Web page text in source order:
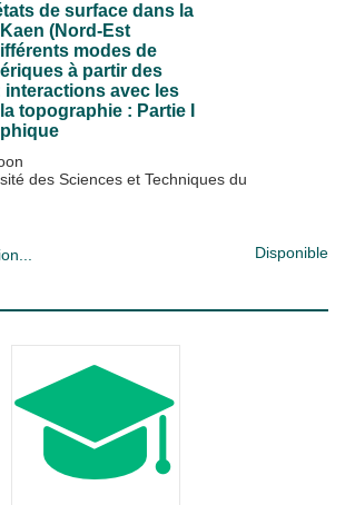
de surface dans la
(Nord-Est
modes de
à partir des
interactions avec les
topographie : Partie I
des Sciences et Techniques du
Disponible